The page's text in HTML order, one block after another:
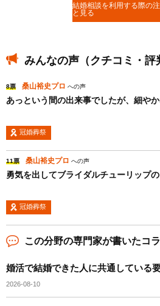
結婚相談を利用する際の
と見る
みんなの声（クチコミ・評
8票 桑山裕史プロ への声
あっという間の出来事でしたが、細や
冠婚葬祭
11票 桑山裕史プロ への声
勇気を出してブライダルチューリップ
冠婚葬祭
この分野の専門家が書いたコ
婚活で結婚できた人に共通している
2026-08-10